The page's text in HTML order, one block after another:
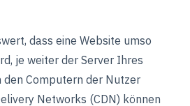
dass eine Website umso
je weiter der Server Ihres
Computern der Nutzer
Networks (CDN) können